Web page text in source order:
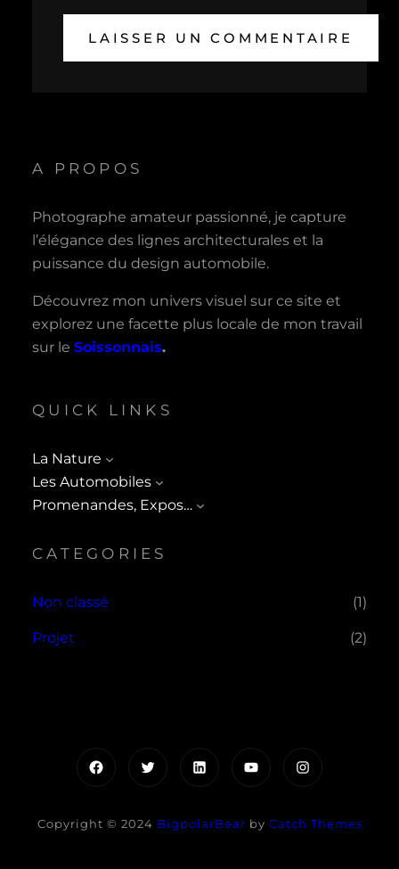
A PROPOS
Photographe amateur passionné, je capture
l’élégance des lignes architecturales et la
puissance du design automobile.
Découvrez mon univers visuel sur ce site et
explorez une facette plus locale de mon travail
sur le Soissonnais.
QUICK LINKS
La Nature
Les Automobiles
Promenandes, Expos…
CATEGORIES
Non classé (1)
Projet (2)
FacebookTwitterLinkedInYouTubeInstagram
Copyright © 2024 BigpolarBear by Catch Themes